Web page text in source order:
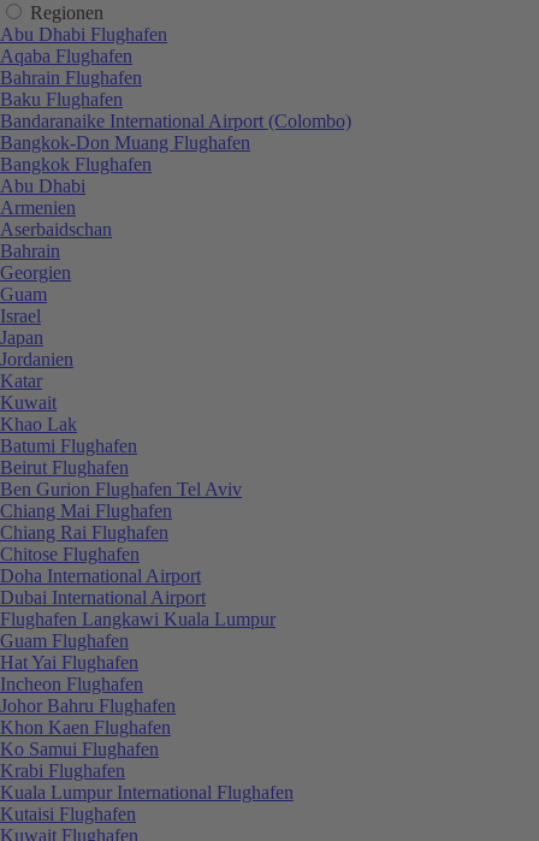
Regionen
Abu Dhabi Flughafen
Aqaba Flughafen
Bahrain Flughafen
Baku Flughafen
Bandaranaike International Airport (Colombo)
Bangkok-Don Muang Flughafen
Bangkok Flughafen
Abu Dhabi
Armenien
Aserbaidschan
Bahrain
Georgien
Guam
Israel
Japan
Jordanien
Katar
Kuwait
Khao Lak
Batumi Flughafen
Beirut Flughafen
Ben Gurion Flughafen Tel Aviv
Chiang Mai Flughafen
Chiang Rai Flughafen
Chitose Flughafen
Doha International Airport
Dubai International Airport
Flughafen Langkawi Kuala Lumpur
Guam Flughafen
Hat Yai Flughafen
Incheon Flughafen
Johor Bahru Flughafen
Khon Kaen Flughafen
Ko Samui Flughafen
Krabi Flughafen
Kuala Lumpur International Flughafen
Kutaisi Flughafen
Kuwait Flughafen